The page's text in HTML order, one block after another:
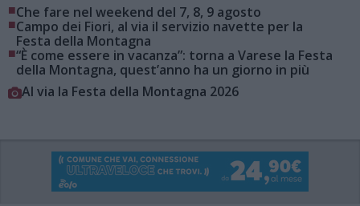
■Che fare nel weekend del 7, 8, 9 agosto
■Campo dei Fiori, al via il servizio navette per la
Festa della Montagna
■“È come essere in vacanza”: torna a Varese la Festa
della Montagna, quest’anno ha un giorno in più
Al via la Festa della Montagna 2026